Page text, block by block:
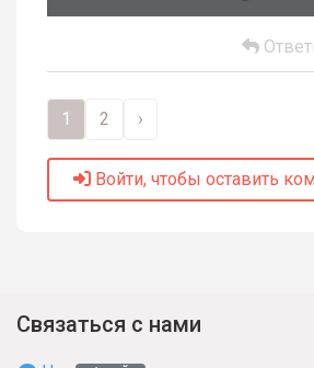
1 2 ›
Войти, чтобы оставить
Связаться с нами